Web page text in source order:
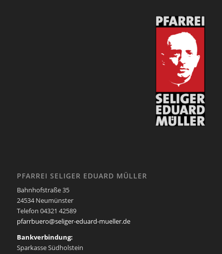
PFARREI SELIGER EDUARD MÜLLER
Bahnhofstraße 35
24534 Neumünster
Telefon 04321 42589
pfarrbuero@seliger-eduard-mueller.de
Bankverbindung:
Sparkasse Südholstein